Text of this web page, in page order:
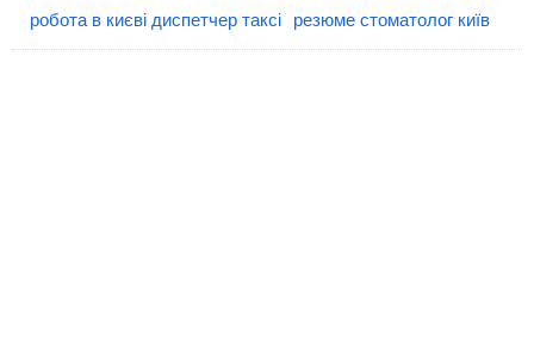
робота в києві диспетчер таксі
резюме стоматолог київ